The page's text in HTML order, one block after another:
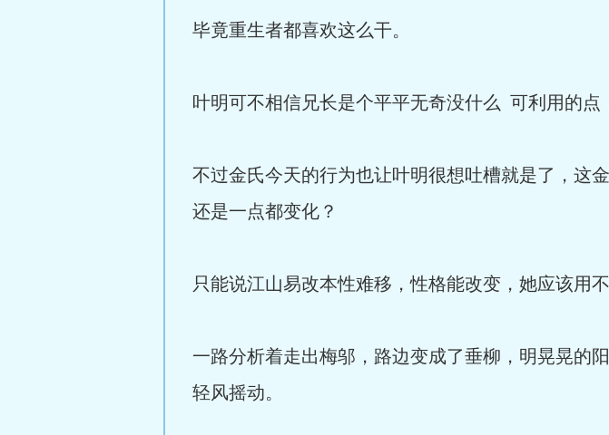
毕竟重生者都喜欢这么干。
叶明可不相信兄长是个平平无奇没什么 可利用的点
不过金氏今天的行为也让叶明很想吐槽就是了，这
还是一点都变化？
只能说江山易改本性难移，性格能改变，她应该用不
一路分析着走出梅邬，路边变成了垂柳，明晃晃的
轻风摇动。